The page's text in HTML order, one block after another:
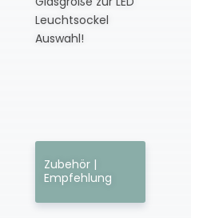
Leuchtsockel
Auswahl!
Zubehör |
Empfehlung